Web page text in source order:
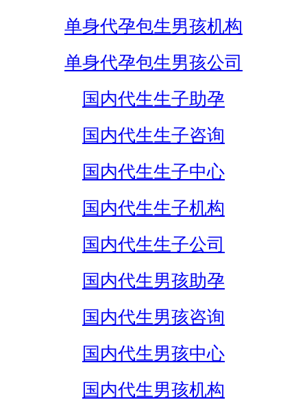
单身代孕包生男孩机构
单身代孕包生男孩公司
国内代生生子助孕
国内代生生子咨询
国内代生生子中心
国内代生生子机构
国内代生生子公司
国内代生男孩助孕
国内代生男孩咨询
国内代生男孩中心
国内代生男孩机构